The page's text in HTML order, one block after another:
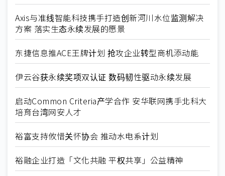
Axis与准线智能科技携手打造创新河川水位监测解决
方案 落实生态永续发展的愿景
东捷信息推ACE王牌计划 抢攻企业转型商机添动能
伊云谷获永续奖项双认证 数码韧性驱动永续发展
启动Common Criteria产学合作 安华联网携手北科大
培育台湾网安人才
裕富支持攸惜关怀协会 推动水电系计划
裕融企业打造「文化共融 平权共享」公益精神